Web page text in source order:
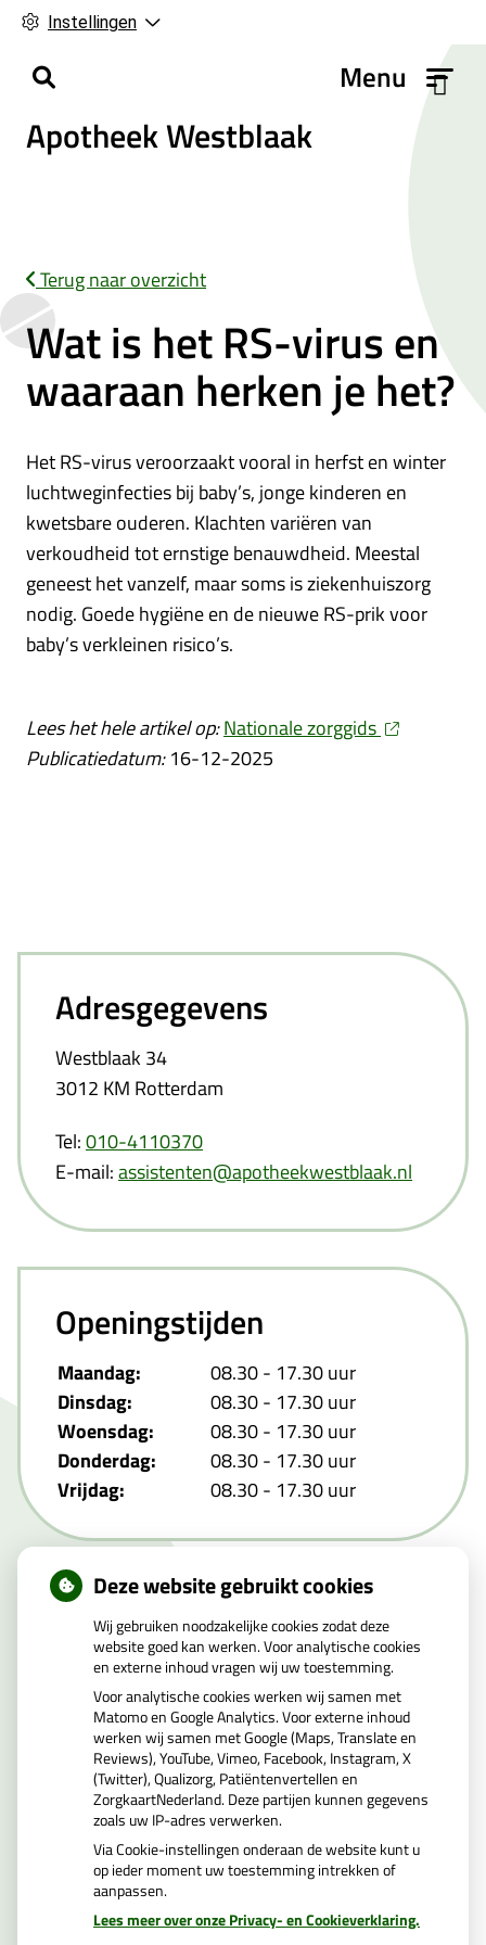
Instellingen
Apotheek Westblaak
o
f
Menu
Terug naar overzicht
Wat is het RS-virus en
waaraan herken je het?
Het RS-virus veroorzaakt vooral in herfst en winter
luchtweginfecties bij baby’s, jonge kinderen en
kwetsbare ouderen. Klachten variëren van
verkoudheid tot ernstige benauwdheid. Meestal
geneest het vanzelf, maar soms is ziekenhuiszorg
nodig. Goede hygiëne en de nieuwe RS-prik voor
baby’s verkleinen risico’s.
Lees het hele artikel op:Nationale zorggids
Publicatiedatum:16-12-2025
Adresgegevens
Westblaak 34
3012 KM Rotterdam
Tel:010-4110370
E-mail:assistenten@apotheekwestblaak.nl
Openingstijden
Maandag:
08.30 - 17.30 uur
Dinsdag:
08.30 - 17.30 uur
Woensdag:
08.30 - 17.30 uur
Donderdag:
08.30 - 17.30 uur
Vrijdag:
08.30 - 17.30 uur
Uw apotheker
Mw. Z. Cimtay MSc
BIG nummer 79026661117
Uw Zorg Online|Beheer
Deze website gebruikt cookies
Wij gebruiken noodzakelijke cookies zodat deze
website goed kan werken. Voor analytische cookies
en externe inhoud vragen wij uw toestemming.
Voor analytische cookies werken wij samen met
Matomo en Google Analytics. Voor externe inhoud
werken wij samen met Google (Maps, Translate en
Reviews), YouTube, Vimeo, Facebook, Instagram, X
(Twitter), Qualizorg, Patiëntenvertellen en
ZorgkaartNederland. Deze partijen kunnen gegevens
zoals uw IP-adres verwerken.
Via Cookie-instellingen onderaan de website kunt u
op ieder moment uw toestemming intrekken of
aanpassen.
Lees meer over onze Privacy- en Cookieverklaring.